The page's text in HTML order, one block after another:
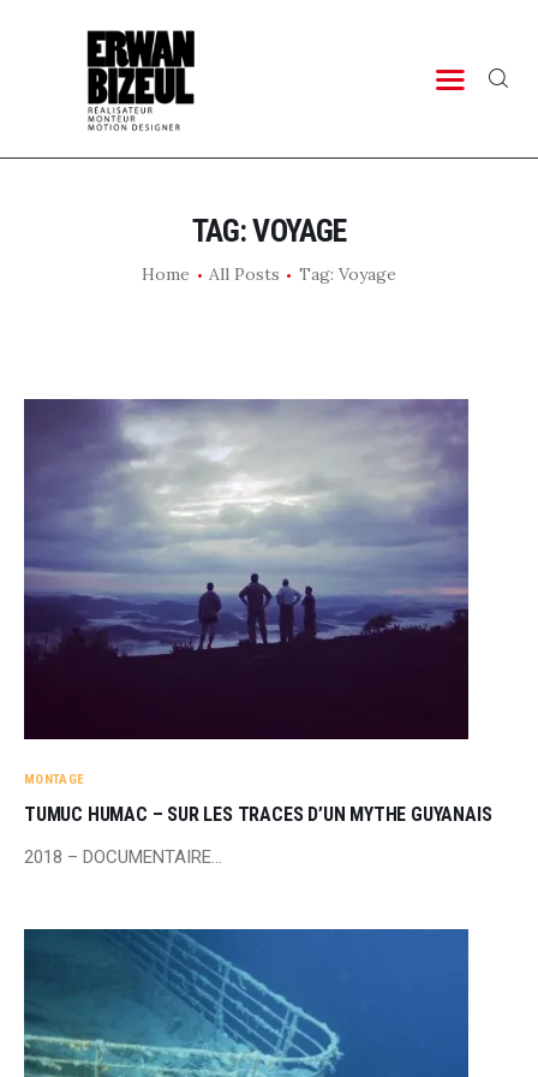
TAG: VOYAGE
Home All Posts Tag: Voyage
PORTFOLIO
TIMELINE
LAB
MONTAGE
TUMUC HUMAC – SUR LES TRACES D’UN MYTHE GUYANAIS
2018 – DOCUMENTAIRE…